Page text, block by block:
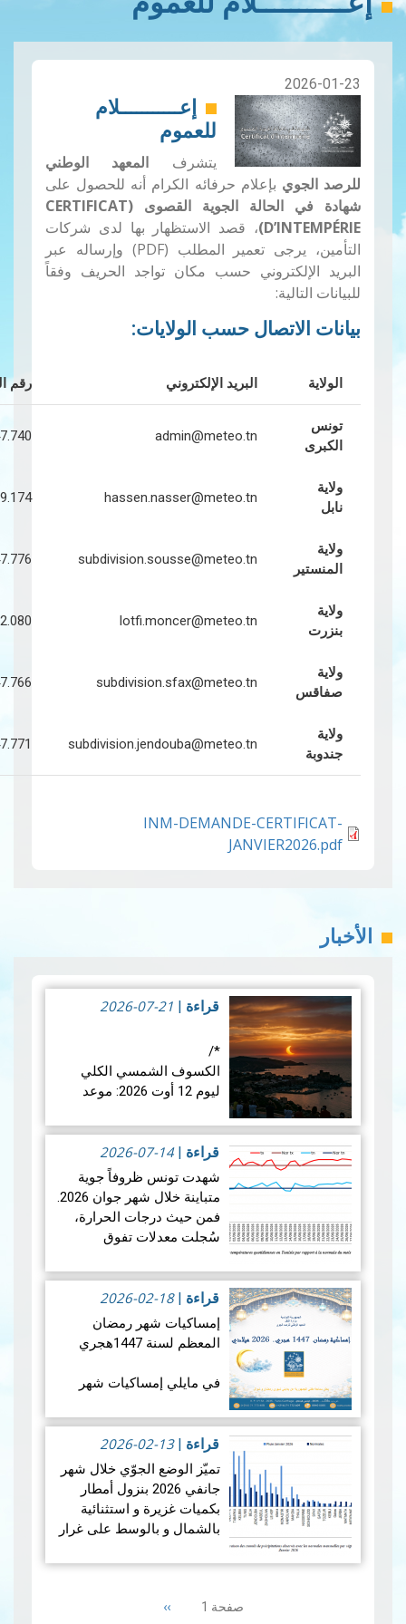
2026-01-
إعـــــــــــلام
للعموم
يتشرفالمعهد الوطني
الجويبإعلام حرفائه الكرام أنه للحصول على
شهادة في الحالة الجوية القصوى (CERTIFICAT
، قصد الاستظهار بها لدى شركات
التأمين، يرجى تعمير المطلب (PDF) وإرساله عبر
الإلكتروني حسب مكان تواجد الحريف وفقاً
التالية:
الاتصال حسب الولايات:
البريد الإلكتروني رقم الهاتف
admin@meteo.tn
70.247.740
hassen.nasser@meteo.tn
72.269.174
subdivision.sousse@meteo.tn
70.247.776
lotfi.moncer@meteo.tn
72.432.080
subdivision.sfax@meteo.tn
70.247.766
subdivision.jendouba@meteo.tn
70.247.771
INM-DEMANDE-CERTIFICAT-
JANVIER2026.pdf
قراءة|
2026-07-21
*/
الكسوف الشمسي الكلي
ليوم 12 أوت 2026: موعد
فلكي عالمي
في الأربعاء 12 أوت 2026،
ستشهد الأرض واحدة من أروع
الظواهر الفلكية: كسوفا كلي
للشمس. يُعتبر هذا الكسوف
الأول من نوعه ال…
قراءة
المزيد
قراءة 2026-07-14
شهدت تونس ظروفاً جوية
متباينة خلال شهر جوان 2026.
فمن حيث درجات الحرارة،
سُجلت معدلات تفوق
المعدلات الطبيعية في جميع
أنحاء البلاد، بمعدل بلغ +1.9
درجة مئوية. ويضع هذالمعدل
شهرجوان…
قراءة المزيد
قراءة|
2026-02-18
إمساكيات شهر رمضان
المعظم لسنة 1447هجري
في مايلي إمساكيات شهر
هجري و شملت الإمساكيات
العديد من المدن التونسية
والمناطق المنعزلة جغرافيا.
قراءة 2026-02-13
تميّز الوضع الجوّي خلال شهر
جانفي 2026 بنزول أمطار
بكميات غزيرة و استثنائية
بالشمال و بالوسط على غرار
جانفي 2026 مما أدى إلى
من…قراءة المزيد
Next
››